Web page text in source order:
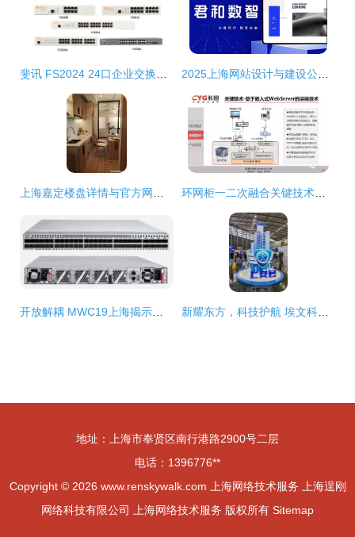
地址：上海市奉贤区南行港路2900号二层
电话：1396776**
Copyright © 2026 www.renskywalk.com 上海网络技术服务
上海逞刚
网络科技有限公司
上海网络技术服务 版权所有 Sitemap